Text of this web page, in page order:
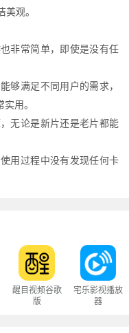
观。
非常简单，即使是没有任
够满足不同用户的需求，
用。
无论是新片还是老片都能
用过程中没有发现任何卡
醒目视频谷歌
版
宅乐影视播放
器